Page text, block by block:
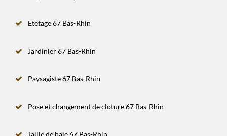
Etetage 67 Bas-Rhin
Jardinier 67 Bas-Rhin
Paysagiste 67 Bas-Rhin
Pose et changement de cloture 67 Bas-Rhin
Taille de haie 67 Bas-Rhin